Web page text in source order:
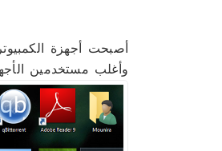
أصبحت أجهزة
وأغلب مستخدمين